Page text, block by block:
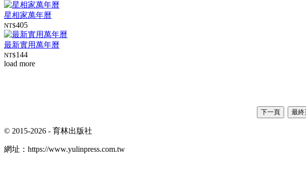
星相家萬年曆
NT$405
最新實用萬年曆
NT$144
load more
© 2015-2026 - 育林出版社
網址： https://www.yulinpress.com.tw